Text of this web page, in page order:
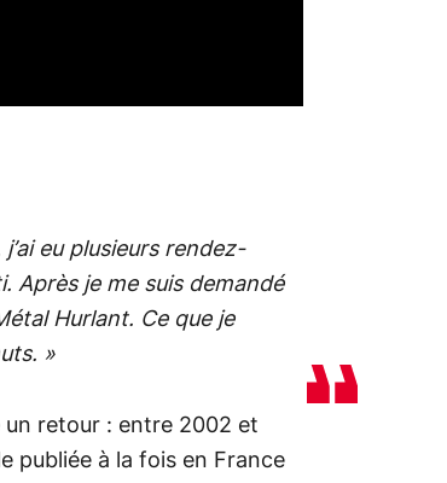
eu plusieurs rendez-
Après je me suis demandé
Hurlant. Ce que je
»
un retour : entre 2002 et
publiée à la fois en France